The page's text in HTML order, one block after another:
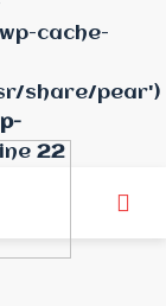
cache-
share/pear')
22